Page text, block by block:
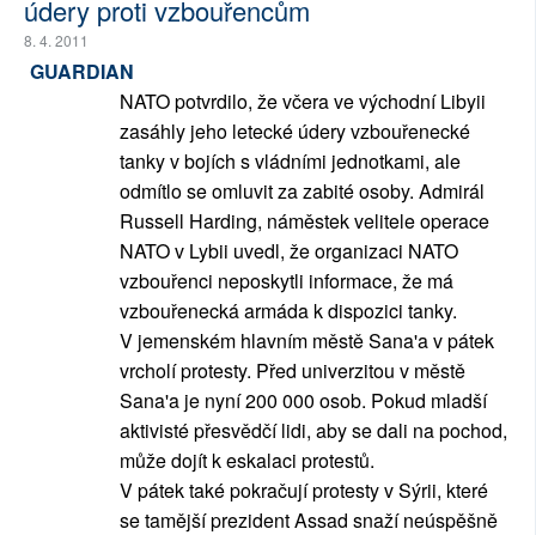
údery proti vzbouřencům
8. 4. 2011
GUARDIAN
NATO potvrdilo, že včera ve východní Libyii
zasáhly jeho letecké údery vzbouřenecké
tanky v bojích s vládními jednotkami, ale
odmítlo se omluvit za zabité osoby. Admirál
Russell Harding, náměstek velitele operace
NATO v Lybii uvedl, že organizaci NATO
vzbouřenci neposkytli informace, že má
vzbouřenecká armáda k dispozici tanky.
V jemenském hlavním městě Sana'a v pátek
vrcholí protesty. Před univerzitou v městě
Sana'a je nyní 200 000 osob. Pokud mladší
aktivisté přesvědčí lidi, aby se dali na pochod,
může dojít k eskalaci protestů.
V pátek také pokračují protesty v Sýrii, které
se tamější prezident Assad snaží neúspěšně